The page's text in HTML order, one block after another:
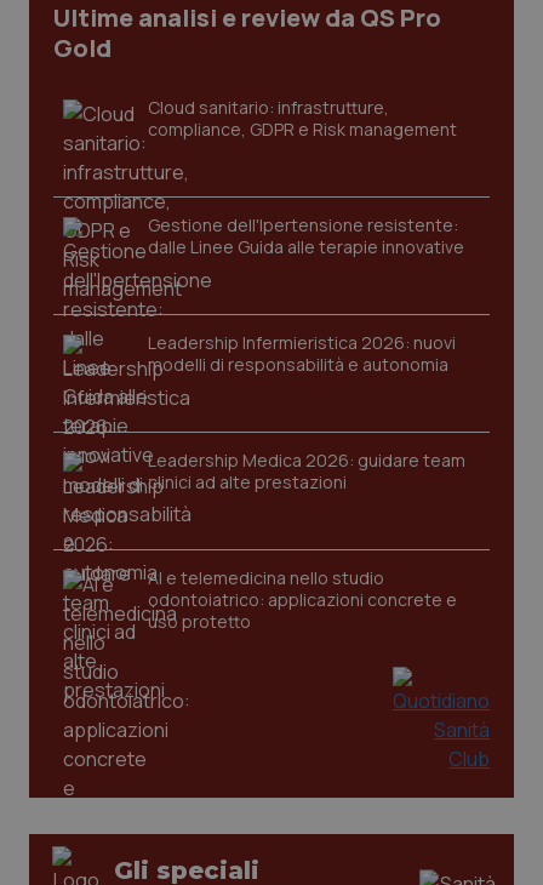
Ultime analisi e review da QS Pro
Gold
Cloud sanitario: infrastrutture,
compliance, GDPR e Risk management
Gestione dell'Ipertensione resistente:
dalle Linee Guida alle terapie innovative
Leadership Infermieristica 2026: nuovi
modelli di responsabilità e autonomia
Leadership Medica 2026: guidare team
clinici ad alte prestazioni
AI e telemedicina nello studio
odontoiatrico: applicazioni concrete e
uso protetto
Gli speciali
I cookie necessari contribuiscono a rendere fruibile il
sito web abilitandone funzionalità di base quali la
navigazione sulle pagine e l'accesso alle aree
funzionare correttamente senza questi cookie.
Nome
Fornitore/Dominio
VISITOR_PRIVACY_METADATA
CookieScriptConsent
www.quotidianosanita.it
tracking-sites-ironfish-
www.quotidianosanita.it